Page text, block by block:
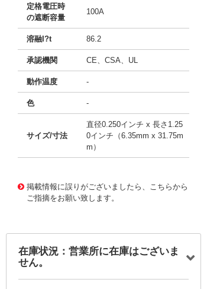
定格電圧時
の遮断容量
100A
溶融I?t 86.2
承認機関 CE、CSA、UL
動作温度 -
色 -
サイズ/寸法
直径0.250インチ x 長さ1.25
0インチ（6.35mm x 31.75m
m）
掲載情報に誤りがございましたら、こちらから
ご指摘をお願い致します。
在庫状況：営業所に在庫はございま
せん。